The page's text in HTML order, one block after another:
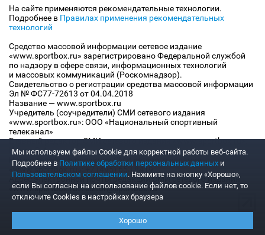
На сайте применяются рекомендательные технологии.
Подробнее в Правилах применения рекомендательных
технологий
Средство массовой информации сетевое издание
«www.sportbox.ru» зарегистрировано Федеральной службой
по надзору в сфере связи, информационных технологий
и массовых коммуникаций (Роскомнадзор).
Свидетельство о регистрации средства массовой информации
Эл № ФС77-72613 от 04.04.2018
Название — www.sportbox.ru
Учредитель (соучредители) СМИ сетевого издания
«www.sportbox.ru»: ООО «Национальный спортивный
телеканал»
Главный редактор СМИ сетевого издания «www.sportbox.ru»:
Конов В.А.
Номер телефона редакции СМИ сетевого издания
«www.sportbox.ru»: +7 (495) 653 8419
Адрес электронной почты редакции СМИ сетевого издания
«www.sportbox.ru»: editor@sportbox.ru
Мы используем файлы Сookie для корректной работы веб-сайта.
Подробнее в Политике обработки персональных данных и
Пользовательском соглашении. Нажмите на кнопку «Хорошо»,
если Вы согласны на использование файлов cookie. Если нет, то
отключите Cookies в настройках браузера
Хорошо